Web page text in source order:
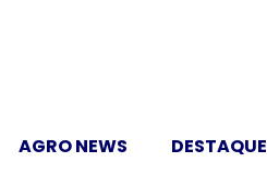
AGRO NEWS DESTAQUE